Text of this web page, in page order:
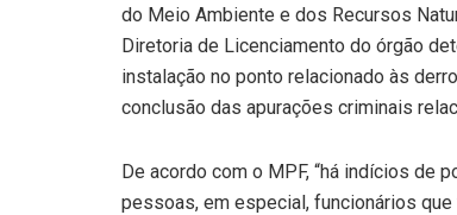
do Meio Ambiente e dos Recursos
Diretoria de Licenciamento do órgão
instalação no ponto relacionado às
conclusão das apurações criminais
De acordo com o MPF, “há indícios de
pessoas, em especial, funcionários que